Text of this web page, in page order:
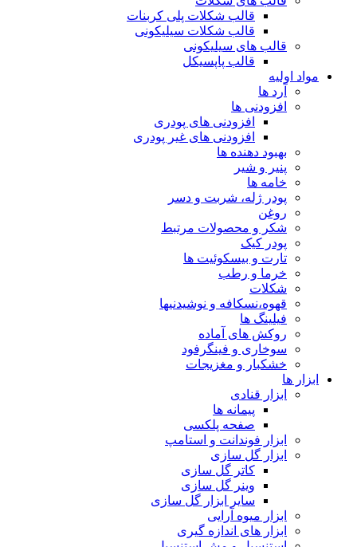
قالب شکلات پلی کربنات
قالب شکلات سیلیکونی
قالب های سیلیکونی
قالب پاپسیکل
مواد اولیه
آرد ها
افزودنی ها
افزودنی های پودری
افزودنی های غیر پودری
بهبود دهنده ها
پنیر و شیر
خامه ها
پودر ژله، شربت و دسر
روغن
شکر و محصولات مرتبط
پودر کیک
تارت و بیسکوئیت ها
خرما و رطب
شکلات
قهوه،نسکافه و نوشیدنیها
فیلینگ ها
روکش های آماده
سوخاری و فینگرفود
خشکبار و مغزیجات
ابزار ها
ابزار قنادی
پیمانه ها
صفحه پلکسی
ابزار فوندانت و استامپ
ابزار گل سازی
کاتر گل سازی
وینر گل سازی
سایر ابزار گل سازی
ابزار میوه آرایی
ابزار های اندازه گیری